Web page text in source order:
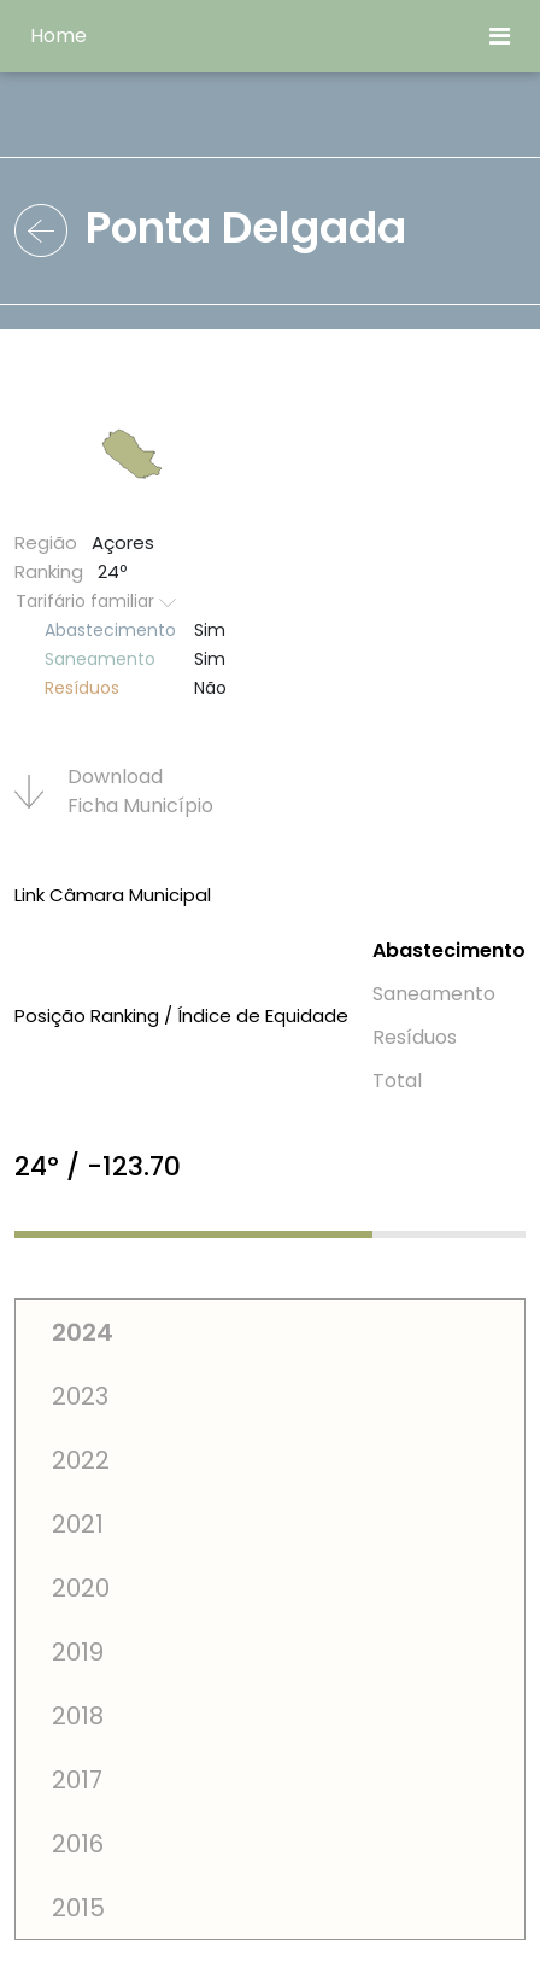
Home
Ponta Delgada
Região
Açores
Ranking
24º
Tarifário familiar
Abastecimento
Sim
Saneamento
Sim
Resí­duos
Não
Download
Ficha Municí­pio
Link Câmara Municipal
Posição Ranking / Índice de Equidade
Abastecimento
Saneamento
Resí­duos
Total
24º / -123.70
2024
2023
2022
2021
2020
2019
2018
2017
2016
2015